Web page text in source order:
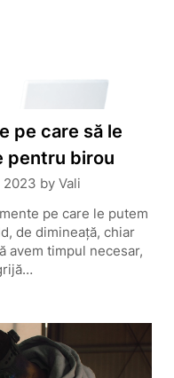
pe care să le
pentru birou
2023 by Vali
pe care le putem
de dimineață, chiar
avem timpul necesar,